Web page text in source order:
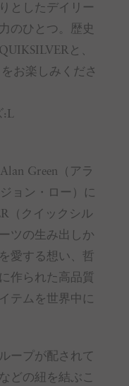
としたデイリー
のひとつ。歴史
と、
お楽しみくださ
:L
Green（アラ
ョン・ロー）に
（クイックシル
ツの生み出しか
愛する想い、哲
作られた高品質
テムを世界中に
ープが配されて
どの紐を結ぶこ